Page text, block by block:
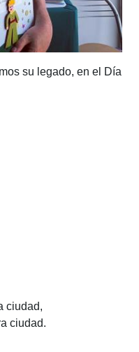
su legado, en el Día
ciudad,
ciudad.